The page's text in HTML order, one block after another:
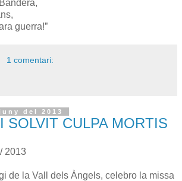
guerra!”
1 comentari:
del 2013
SOLVIT CULPA MORTIS
2013
de la Vall dels Àngels, celebro la missa